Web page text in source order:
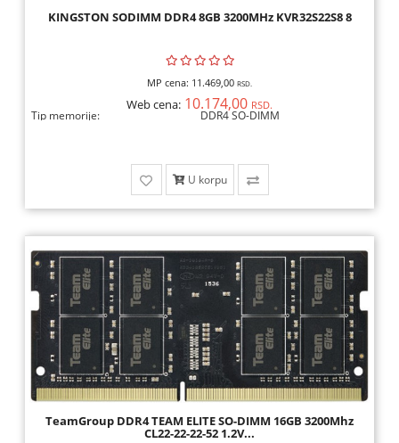
KINGSTON SODIMM DDR4 8GB 3200MHz KVR32S22S8 8
MP cena: 11.469,00 RSD.
Web cena: 10.174,00 RSD.
Tip memorije: DDR4 SO-DIMM
U korpu
TeamGroup DDR4 TEAM ELITE SO-DIMM 16GB 3200Mhz
CL22-22-22-52 1.2V...